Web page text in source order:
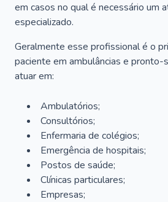
em casos no qual é necessário um
especializado.
Geralmente esse profissional é o
paciente em ambulâncias e pronto-
atuar em:
Ambulatórios;
Consultórios;
Enfermaria de colégios;
Emergência de hospitais;
Postos de saúde;
Clínicas particulares;
Empresas;